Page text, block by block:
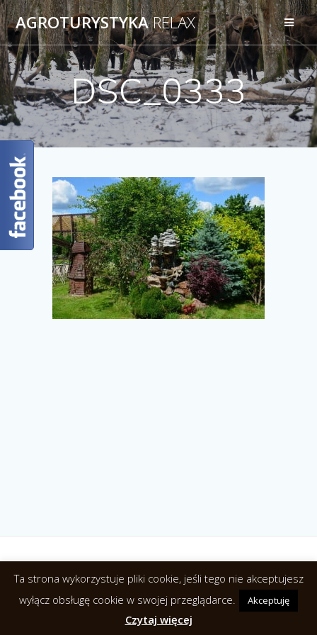
AGROTURYSTYKARELAX
DSC_0333
© 2026 Agroturystyka Relax. NoclegiwPuszczyBialowieskiej.pl
Ta strona wykorzystuje pliki cookie, jeśli tego nie akceptujesz
wyłącz obsługę cookie w swojej przeglądarce.
Akceptuję
Czytaj więcej